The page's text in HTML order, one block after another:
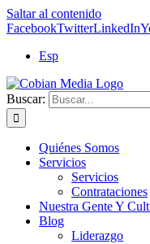
Saltar al contenido
FacebookTwitterLinkedIn
Esp
Buscar:
Quiénes Somos
Servicios
Servicios
Contrataciones
Nuestra Gente Y
Blog
Liderazgo